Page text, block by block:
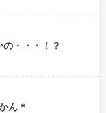
の・・・！？
ん＊